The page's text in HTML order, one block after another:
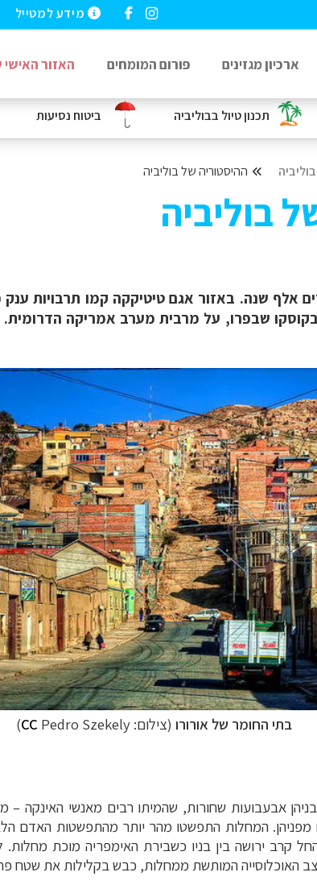
תכנון טיול בבוליביה ביטוח נסיעות
מידע למטייל
ארכיון מגזינים פורום המומחים האזור האישי
בוליביה ההיסטוריה של בוליביה
בוליביה
שבפרו, על מרבית מערב אמריקה הדרומית.
בתי החומר של אורורו (צילום: CC Pedro Szekely)
–
מפניהן. המחלות התפשטו מהר יותר מהתפשטות האדם
האוכלוסייה המותשת ממחלות, כבש בקלילות את שטח